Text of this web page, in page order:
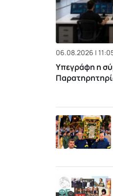
06.08.2026 |
Υπεγράφη η